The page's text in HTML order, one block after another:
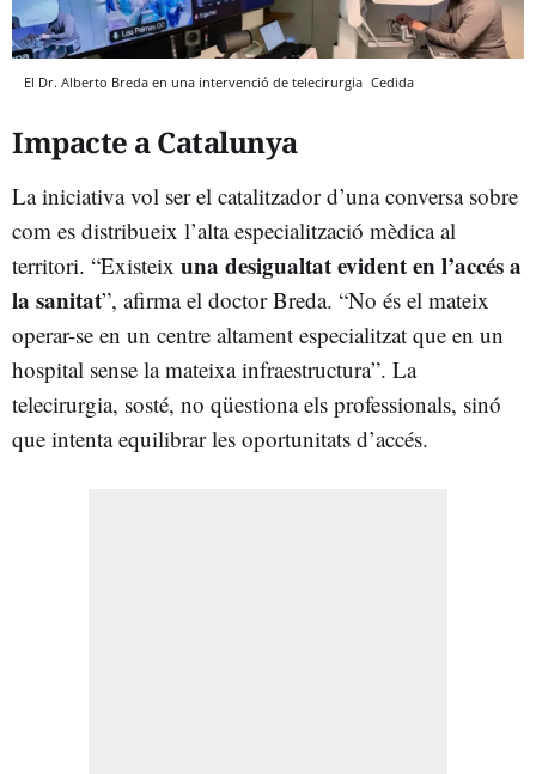
El Dr. Alberto Breda en una intervenció de telecirurgia Cedida
Impacte a Catalunya
La iniciativa vol ser el catalitzador d’una conversa sobre
com es distribueix l’alta especialització mèdica al
territori. “Existeix una desigualtat evident en l’accés a
la sanitat”, afirma el doctor Breda. “No és el mateix
operar-se en un centre altament especialitzat que en un
hospital sense la mateixa infraestructura”. La
telecirurgia, sosté, no qüestiona els professionals, sinó
que intenta equilibrar les oportunitats d’accés.